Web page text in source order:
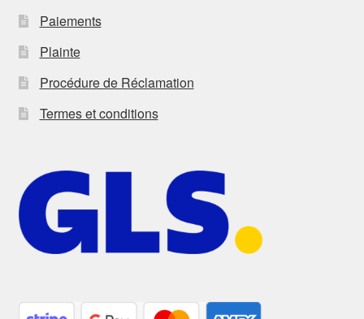
Paiements
Plainte
Procédure de Réclamation
Termes et conditions